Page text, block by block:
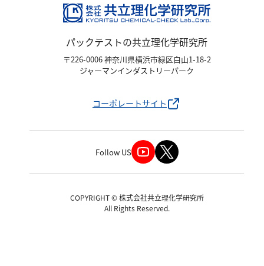
パックテストの共立理化学研究所
〒226-0006 神奈川県横浜市緑区白山1-18-2
ジャーマンインダストリーパーク
コーポレートサイト
Follow US
COPYRIGHT © 株式会社共立理化学研究所
All Rights Reserved.